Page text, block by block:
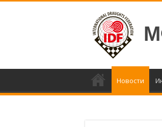
Новости